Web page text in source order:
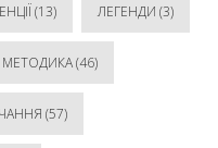
(13) ЛЕГЕНДИ (3)
МЕТОДИКА(46)
(57)